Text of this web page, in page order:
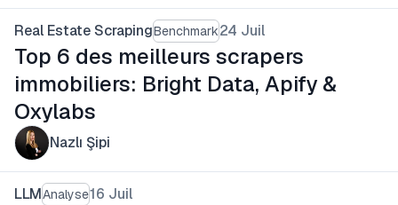
Real Estate ScrapingBenchmark24 Juil
Top 6 des meilleurs scrapers
immobiliers: Bright Data, Apify &
Oxylabs
Nazlı Şipi
LLMAnalyse16 Juil